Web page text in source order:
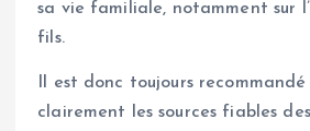
sa vie familiale, notamment sur
fils.
Il est donc toujours
clairement les sources fiables